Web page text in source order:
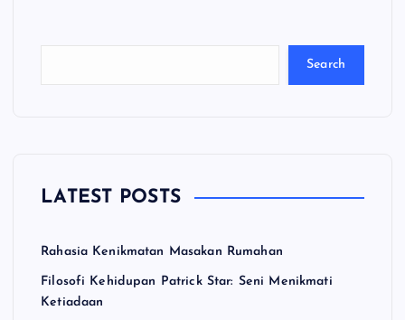
Search
LATEST POSTS
Rahasia Kenikmatan Masakan Rumahan
Filosofi Kehidupan Patrick Star: Seni Menikmati
Ketiadaan